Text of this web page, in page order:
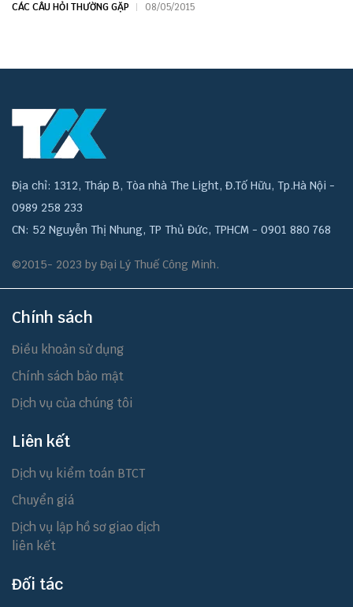
CÁC CÂU HỎI THƯỜNG GẶP 08/05/2015
Địa chỉ: 1312, Tháp B, Tòa nhà The Light, Đ.Tố Hữu, Tp.Hà Nội -
0989 258 233
CN: 52 Nguyễn Thị Nhung, TP Thủ Đức, TPHCM - 0901 880 768
©2015- 2023 by Đại Lý Thuế Công Minh.
Chính sách
Điều khoản sử dụng
Chính sách bảo mật
Dịch vụ của chúng tôi
Liên kết
Dịch vụ kiểm toán BTCT
Chuyển giá
Dịch vụ lập hồ sơ giao dịch
liên kết
Đối tác